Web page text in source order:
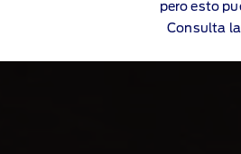
pero esto
Consulta la